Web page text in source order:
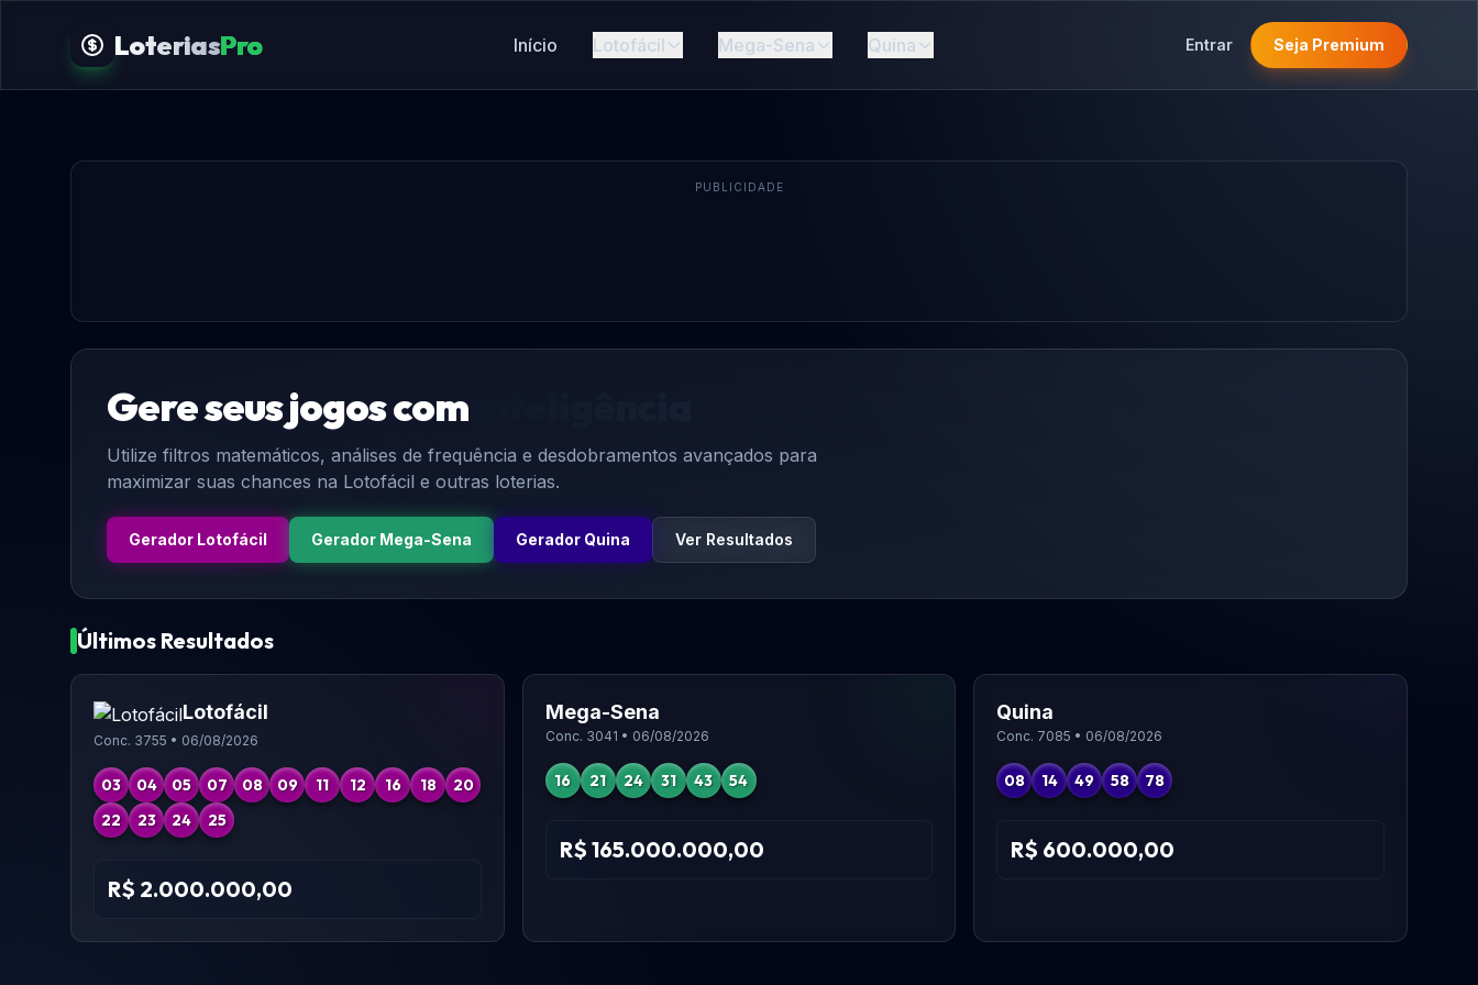
LoteriasPro Início Lotofácil Mega-Sena Quina Entrar Seja Premium
PUBLICIDADE
Gere seus jogos com
Utilize filtros matemáticos, análises de frequência e desdobramentos avançados para
maximizar suas chances na Lotofácil e outras loterias.
Gerador Lotofácil Gerador Mega-Sena Gerador Quina Ver Resultados
Últimos Resultados
Lotofácil
Conc. 3755 • 06/08/2026
03 04 05 07 08 09 11 12 16 18
20
22
23 24 25
R$ 2.000.000,00
Mega-Sena
Conc. 3041 • 06/08/2026
16 21 24 31 43 54
R$ 165.000.000,00
Quina
Conc. 7085 • 06/08/2026
08 14 49 58 78
R$ 600.000,00